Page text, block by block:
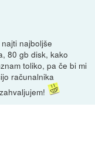
najboljše
80 gb disk, kako
toliko, pa če bi mi
računalnika